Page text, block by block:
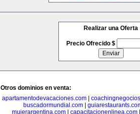
Realizar una Oferta
Precio Ofrecido $
Otros dominios en venta:
apartamentodevacaciones.com|
buscadormundial.com|
mujerargentina.com| capacitacionenlinea.com